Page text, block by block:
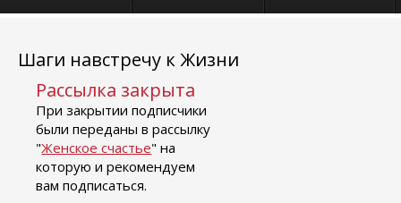
Шаги навстречу к Жизни
Рассылка закрыта
При закрытии подписчики
были переданы в рассылку
"Женское счастье" на
которую и рекомендуем
вам подписаться.